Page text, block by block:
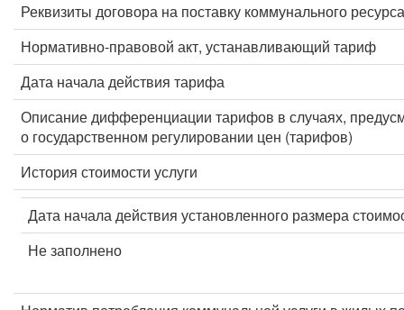
Реквизиты договора на поставку коммунального ресурса
Нормативно-правовой акт, устанавливающий тариф
Дата начала действия тарифа
Описание дифференциации тарифов в случаях,
о государственном регулировании цен (тарифов)
История стоимости услуги
Дата начала действия установленного размера
Не заполнено